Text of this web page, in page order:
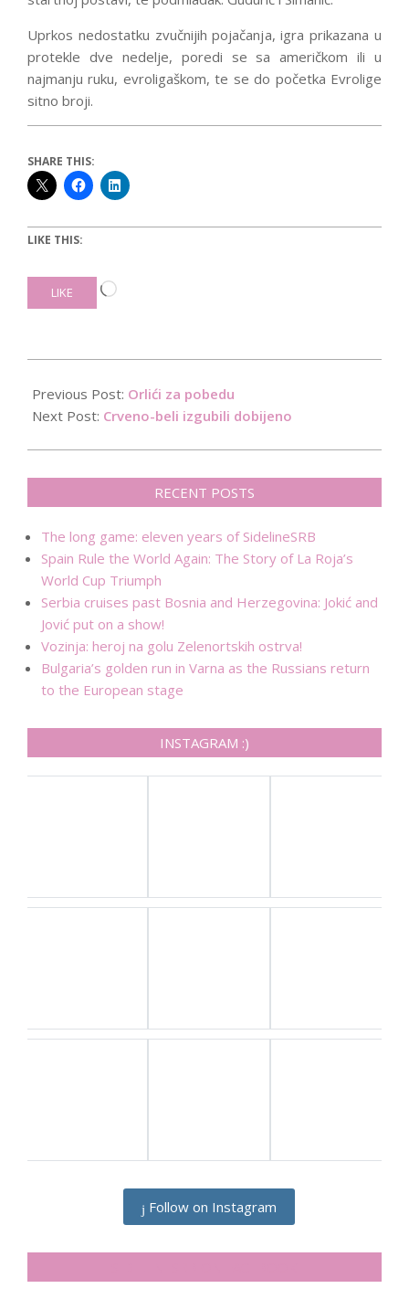
Uprkos nedostatku zvučnijih pojačanja, igra prikazana u
protekle dve nedelje, poredi se sa američkom ili u
najmanju ruku, evroligaškom, te se do početka Evrolige
sitno broji.
SHARE THIS:
LIKE THIS:
LIKE
10-
09
Previous Post: Orlići za pobedu
Next Post: Crveno-beli izgubili dobijeno
RECENT POSTS
The long game: eleven years of SidelineSRB
Spain Rule the World Again: The Story of La Roja’s
World Cup Triumph
Serbia cruises past Bosnia and Herzegovina: Jokić and
Jović put on a show!
Vozinja: heroj na golu Zelenortskih ostrva!
Bulgaria’s golden run in Varna as the Russians return
to the European stage
INSTAGRAM :)
Follow on Instagram